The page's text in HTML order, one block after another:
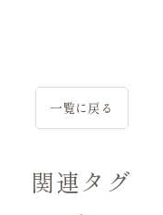
一覧に戻る
関連タグ